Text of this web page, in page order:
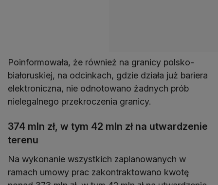
Poinformowała, że również na granicy polsko-
białoruskiej, na odcinkach, gdzie działa już bariera
elektroniczna, nie odnotowano żadnych prób
nielegalnego przekroczenia granicy.
374 mln zł, w tym 42 mln zł na utwardzenie
terenu
Na wykonanie wszystkich zaplanowanych w
ramach umowy prac zakontraktowano kwotę